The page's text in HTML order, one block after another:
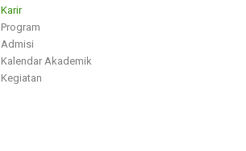
Karir
Program
Admisi
Kalendar Akademik
Kegiatan